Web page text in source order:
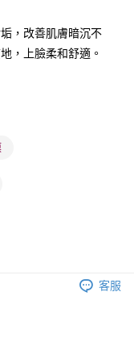
至SF順豐速運或京東
工作天到店，3天內
，改善肌膚暗沉不
，上臉柔和舒適。
客服